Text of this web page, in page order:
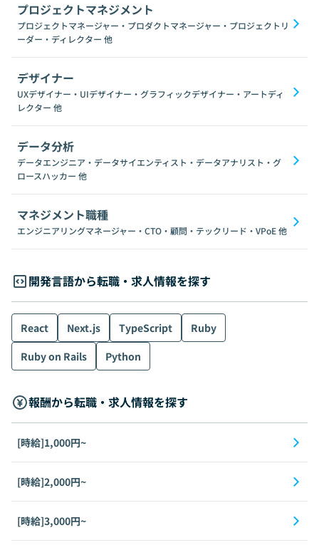
プロジェクトマネジメント
プロジェクトマネージャー・プロダクトマネージャー・プロジェクトリ
ーダー・ディレクター 他
デザイナー
UXデザイナー・UIデザイナー・グラフィックデザイナー・アートディ
レクター 他
データ分析
データエンジニア・データサイエンティスト・データアナリスト・グ
ロースハッカー 他
マネジメント職種
エンジニアリングマネージャー・CTO・顧問・テックリード・VPoE他
開発言語から転職・求人情報を探す
React Next.js TypeScript
Ruby
Ruby on Rails
Python
報酬から転職・求人情報を探す
[時給]1,000円~
[時給]2,000円~
[時給]3,000円~